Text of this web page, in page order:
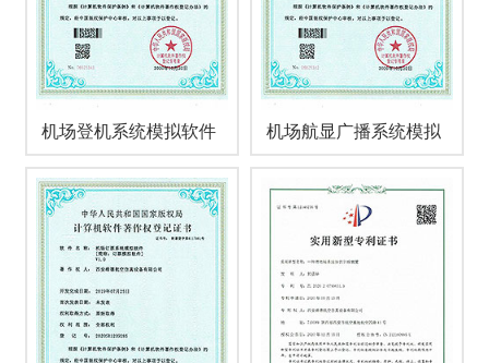
机场登机系统模拟软件 机场航显广播系统模拟
软件